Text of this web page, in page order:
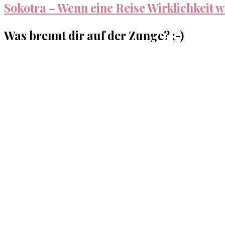
Sokotra – Wenn eine Reise Wirklichkeit
Was brennt dir auf der Zunge? ;-)